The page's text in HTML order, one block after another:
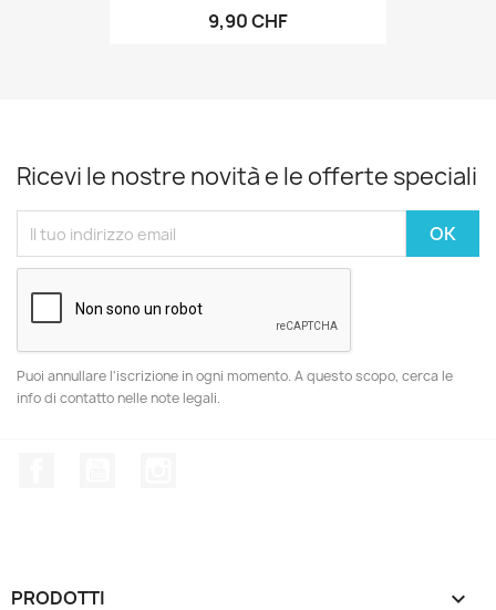
9,90 CHF
Ricevi le nostre novità e le offerte speciali
Puoi annullare l'iscrizione in ogni momento. A questo scopo, cerca le
info di contatto nelle note legali.
PRODOTTI 